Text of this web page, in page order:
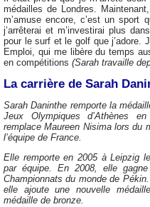
médailles de Londres.
m’amuse encore, c’est un sport
j’arrêterai et m’investirai plus
pour le surf et le golf que j’adore.
Emploi, qui me libère du temps
en compétitions (Sarah travaille
La carrière de Sarah
Sarah Daninthe remporte la
Jeux Olympiques d’Athènes
remplace Maureen Nisima lors du
l’équipe de France.
Elle remporte en 2005 à Leipzig
par équipe. En 2008, elle
Championnats du monde de
elle ajoute une nouvelle
médaille de bronze.